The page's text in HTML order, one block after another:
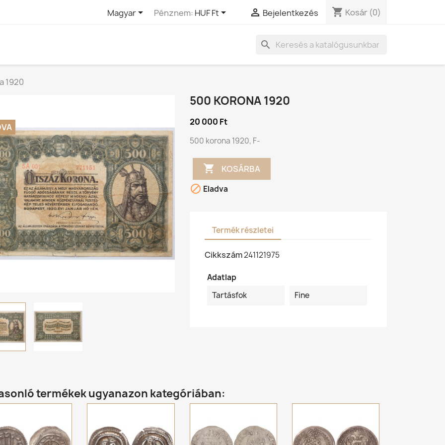
Magyar Pénznem: HUF Ft  Bejelentkezés shopping_cart Kosár (0)
search
1920
500 KORONA 1920
20 000 Ft
500 korona 1920, F-
 KOSÁRBA
 Eladva
Termék részletei
Cikkszám241121975
Adatlap
Tartásfok
Fine
termékek ugyanazon kategóriában: